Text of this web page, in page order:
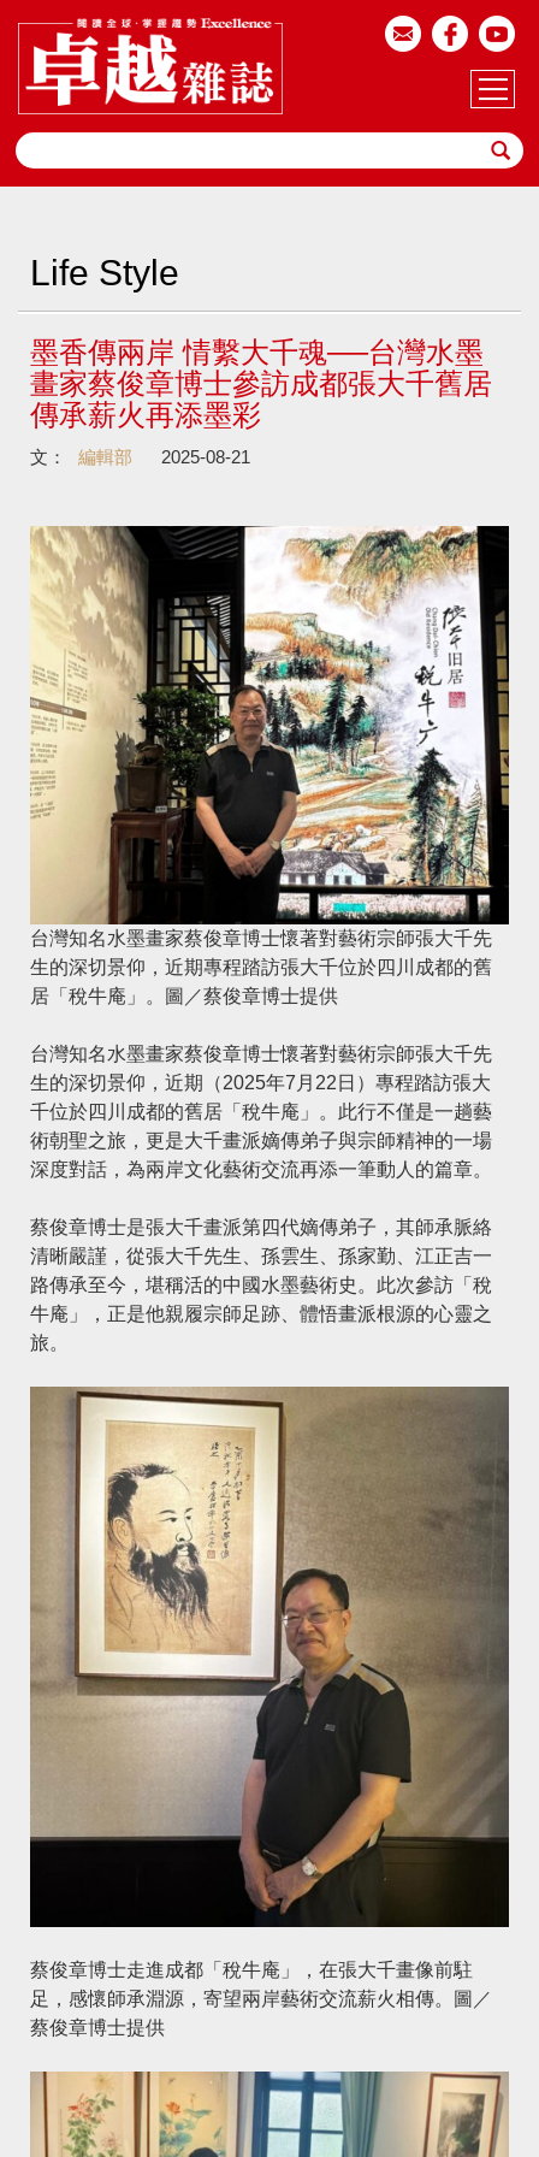
Life Style
墨香傳兩岸 情繫大千魂──台灣水墨
畫家蔡俊章博士參訪成都張大千舊居
傳承薪火再添墨彩
文： 編輯部 2025-08-21
台灣知名水墨畫家蔡俊章博士懷著對藝術宗師張大千先
生的深切景仰，近期專程踏訪張大千位於四川成都的舊
居「稅牛庵」。圖／蔡俊章博士提供
台灣知名水墨畫家蔡俊章博士懷著對藝術宗師張大千先
生的深切景仰，近期（2025年7月22日）專程踏訪張大
千位於四川成都的舊居「稅牛庵」。此行不僅是一趟藝
術朝聖之旅，更是大千畫派嫡傳弟子與宗師精神的一場
深度對話，為兩岸文化藝術交流再添一筆動人的篇章。
蔡俊章博士是張大千畫派第四代嫡傳弟子，其師承脈絡
清晰嚴謹，從張大千先生、孫雲生、孫家勤、江正吉一
路傳承至今，堪稱活的中國水墨藝術史。此次參訪「稅
牛庵」，正是他親履宗師足跡、體悟畫派根源的心靈之
旅。
蔡俊章博士走進成都「稅牛庵」，在張大千畫像前駐
足，感懷師承淵源，寄望兩岸藝術交流薪火相傳。圖／
蔡俊章博士提供